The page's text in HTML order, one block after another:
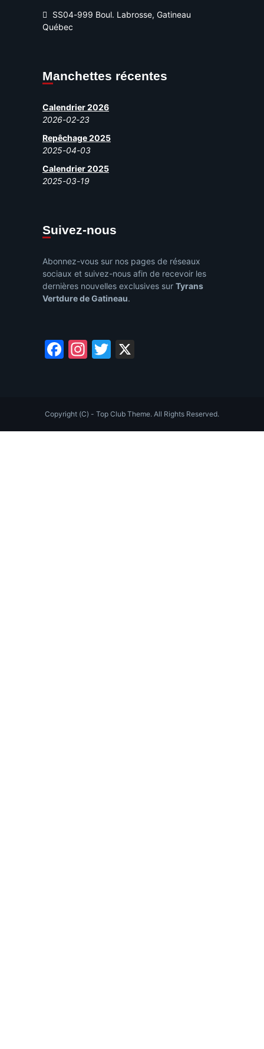
SS04-999 Boul. Labrosse, Gatineau
Québec
Manchettes récentes
Calendrier 2026
2026-02-23
Repêchage 2025
2025-04-03
Calendrier 2025
2025-03-19
Suivez-nous
Abonnez-vous sur nos pages de réseaux
sociaux et suivez-nous afin de recevoir les
dernières nouvelles exclusives sur Tyrans
Vertdure de Gatineau.
Facebook
Instagram
Twitter
Copyright (C) - Top Club Theme. All Rights Reserved.